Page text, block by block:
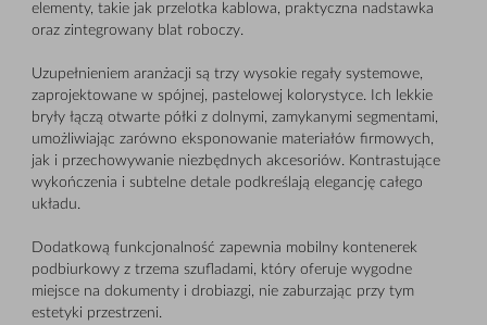
elementy, takie jak przelotka kablowa, praktyczna nadstawka
oraz zintegrowany blat roboczy.
Uzupełnieniem aranżacji są trzy wysokie regały systemowe,
zaprojektowane w spójnej, pastelowej kolorystyce. Ich lekkie
bryły łączą otwarte półki z dolnymi, zamykanymi segmentami,
umożliwiając zarówno eksponowanie materiałów firmowych,
jak i przechowywanie niezbędnych akcesoriów. Kontrastujące
wykończenia i subtelne detale podkreślają elegancję całego
układu.
Dodatkową funkcjonalność zapewnia mobilny kontenerek
podbiurkowy z trzema szufladami, który oferuje wygodne
miejsce na dokumenty i drobiazgi, nie zaburzając przy tym
estetyki przestrzeni.